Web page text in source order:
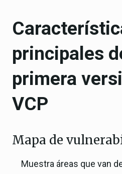
principales
primera
VCP
Mapa de
Muestra áreas que van